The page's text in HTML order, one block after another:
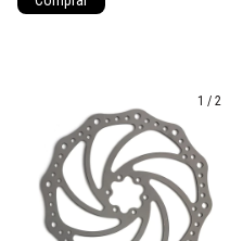
1 / 2